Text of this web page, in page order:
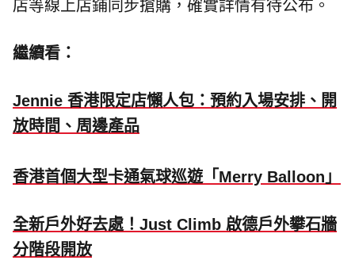
店等線上店鋪同步搶購，確實詳情有待公布。
繼續看：
Jennie 香港限定店懶人包：預約入場安排、開
放時間、周邊產品
香港首個大型卡通氣球巡遊「Merry Balloon」
全新戶外好去處！Just Climb 啟德戶外攀石牆
分階段開放